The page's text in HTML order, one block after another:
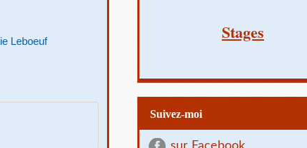
Leboeuf
Stages
Suivez-moi
sur Facebook